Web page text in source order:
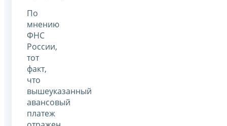
По
мнению
ФНС
России,
тот
факт,
что
вышеуказанный
авансовый
платеж